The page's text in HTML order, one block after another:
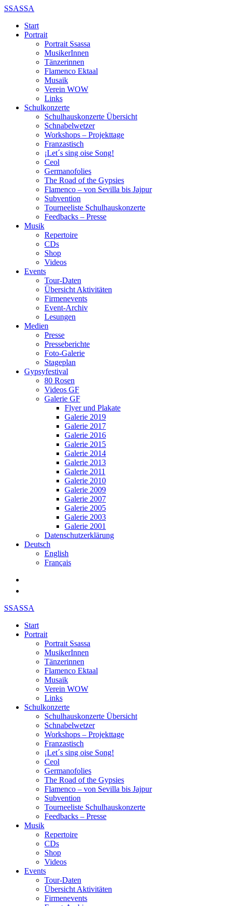
SSASSA
Start
Portrait
Portrait Ssassa
MusikerInnen
Tänzerinnen
Flamenco Ektaal
Musaik
Verein WOW
Links
Schulkonzerte
Schulhauskonzerte Übersicht
Schnabelwetzer
Workshops – Projekttage
Franzastisch
¡Let´s sing oise Song!
Ceol
Germanofolies
The Road of the Gypsies
Flamenco – von Sevilla bis Jajpur
Subvention
Tourneeliste Schulhauskonzerte
Feedbacks – Presse
Musik
Repertoire
CDs
Shop
Videos
Events
Tour-Daten
Übersicht Aktivitäten
Firmenevents
Event-Archiv
Lesungen
Medien
Presse
Presseberichte
Foto-Galerie
Stageplan
Gypsyfestival
80 Rosen
Videos GF
Galerie GF
Flyer und Plakate
Galerie 2019
Galerie 2017
Galerie 2016
Galerie 2015
Galerie 2014
Galerie 2013
Galerie 2011
Galerie 2010
Galerie 2009
Galerie 2007
Galerie 2005
Galerie 2003
Galerie 2001
Datenschutzerklärung
Deutsch
English
Français
SSASSA
Start
Portrait
Portrait Ssassa
MusikerInnen
Tänzerinnen
Flamenco Ektaal
Musaik
Verein WOW
Links
Schulkonzerte
Schulhauskonzerte Übersicht
Schnabelwetzer
Workshops – Projekttage
Franzastisch
¡Let´s sing oise Song!
Ceol
Germanofolies
The Road of the Gypsies
Flamenco – von Sevilla bis Jajpur
Subvention
Tourneeliste Schulhauskonzerte
Feedbacks – Presse
Musik
Repertoire
CDs
Shop
Videos
Events
Tour-Daten
Übersicht Aktivitäten
Firmenevents